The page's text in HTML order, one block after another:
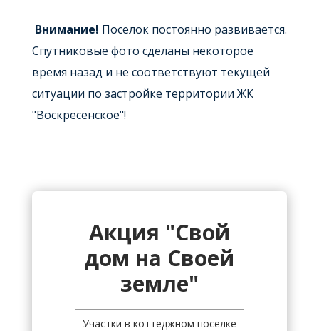
Внимание! Поселок постоянно развивается.
Спутниковые фото сделаны некоторое
время назад и не соответствуют текущей
ситуации по застройке территории ЖК
"Воскресенское"!
Акция "Свой
дом на Своей
земле"
Участки в коттеджном поселке